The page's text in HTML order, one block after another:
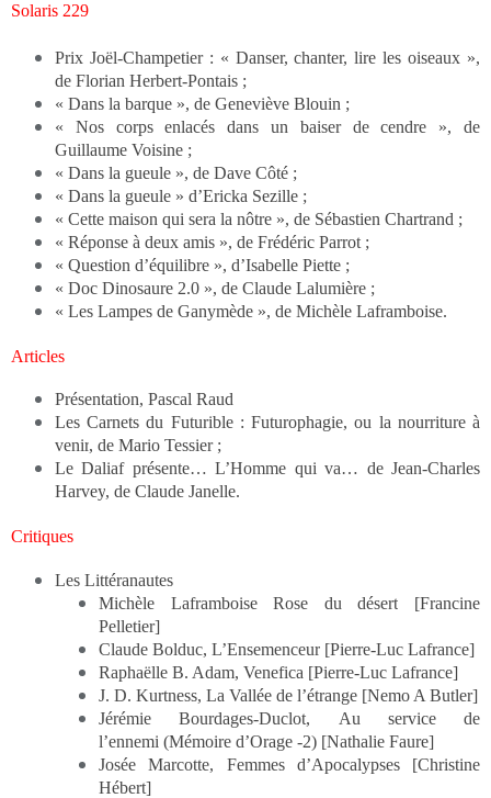
Solaris 229
Prix Joël-Champetier : « Danser, chanter, lire les oiseaux »,
de Florian Herbert-Pontais ;
« Dans la barque », de Geneviève Blouin ;
« Nos corps enlacés dans un baiser de cendre », de
Guillaume Voisine ;
« Dans la gueule », de Dave Côté ;
« Dans la gueule » d’Ericka Sezille ;
« Cette maison qui sera la nôtre », de Sébastien Chartrand ;
« Réponse à deux amis », de Frédéric Parrot ;
« Question d’équilibre », d’Isabelle Piette ;
« Doc Dinosaure 2.0 », de Claude Lalumière ;
« Les Lampes de Ganymède », de Michèle Laframboise.
Articles
Présentation, Pascal Raud
Les Carnets du Futurible: Futurophagie, ou la nourriture à
venir, de Mario Tessier ;
Le Daliaf présente… L’Homme qui va… de Jean-Charles
Harvey, de Claude Janelle.
Critiques
Les Littéranautes
Michèle LaframboiseRose du désert [Francine
Pelletier]
Claude Bolduc, L’Ensemenceur [Pierre-Luc Lafrance]
Raphaëlle B. Adam, Venefica [Pierre-Luc Lafrance]
J. D. Kurtness, La Vallée de l’étrange [Nemo A Butler]
Jérémie Bourdages-Duclot, Au service de
l’ennemi (Mémoire d’Orage -2) [Nathalie Faure]
Josée Marcotte, Femmes d’Apocalypses[Christine
Hébert]